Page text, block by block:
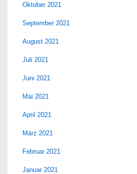
Oktober 2021
September 2021
August 2021
Juli 2021
Juni 2021
Mai 2021
April 2021
März 2021
Februar 2021
Januar 2021